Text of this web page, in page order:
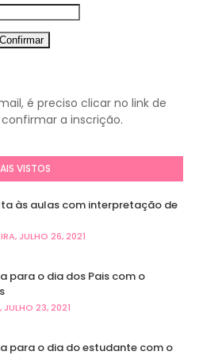
é preciso clicar no link de
a inscrição.
VISTOS
às aulas com interpretação de
JULHO 26, 2021
para o dia dos Pais com o
JULHO 23, 2021
para o dia do estudante com o